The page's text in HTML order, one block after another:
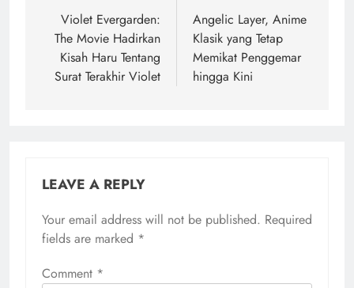
navigation
Violet Evergarden:
The Movie Hadirkan
Kisah Haru Tentang
Surat Terakhir Violet
Angelic Layer, Anime
Klasik yang Tetap
Memikat Penggemar
hingga Kini
LEAVE A REPLY
Your email address will not be published. Required
fields are marked *
Comment *